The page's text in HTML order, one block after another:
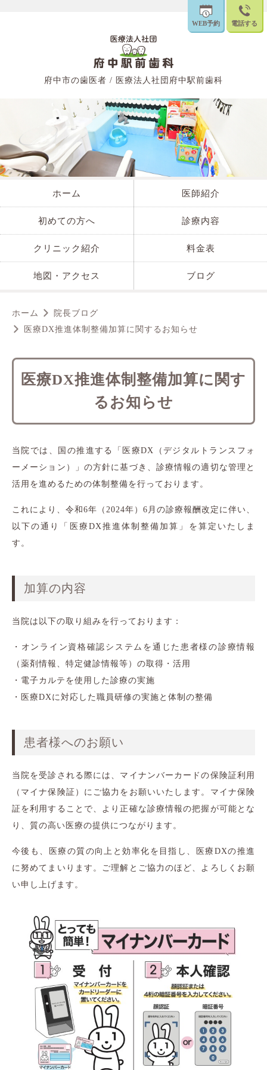
府中市の歯医者 / 医療法人社団府中駅前歯科
WEB予約 電話する
ホーム 医師紹介
初めての方へ 診療内容
クリニック紹介 料金表
地図・アクセス ブログ
ホーム
院長ブログ
医療DX推進体制整備加算に関するお知らせ
医療DX推進体制整備加算に関す
るお知らせ
当院では、国の推進する「医療DX（デジタルトランスフォ
ーメーション）」の方針に基づき、診療情報の適切な管理と
活用を進めるための体制整備を行っております。
これにより、令和6年（2024年）6月の診療報酬改定に伴い、
以下の通り「医療DX推進体制整備加算」を算定いたしま
す。
加算の内容
当院は以下の取り組みを行っております：
・オンライン資格確認システムを通じた患者様の診療情報
（薬剤情報、特定健診情報等）の取得・活用
・電子カルテを使用した診療の実施
・医療DXに対応した職員研修の実施と体制の整備
患者様へのお願い
当院を受診される際には、マイナンバーカードの保険証利用
（マイナ保険証）にご協力をお願いいたします。マイナ保険
証を利用することで、より正確な診療情報の把握が可能とな
り、質の高い医療の提供につながります。
今後も、医療の質の向上と効率化を目指し、医療DXの推進
に努めてまいります。ご理解とご協力のほど、よろしくお願
い申し上げます。